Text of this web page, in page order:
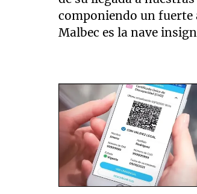
componiendo un
Malbec es la nave